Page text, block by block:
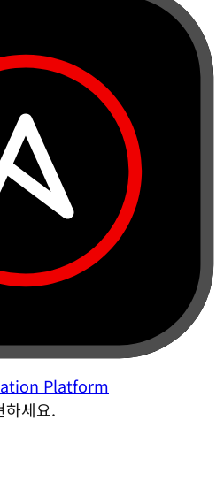
Platform
하세요.